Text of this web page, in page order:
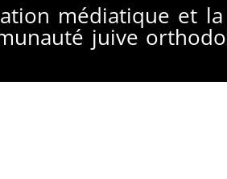
médiatique et
juive